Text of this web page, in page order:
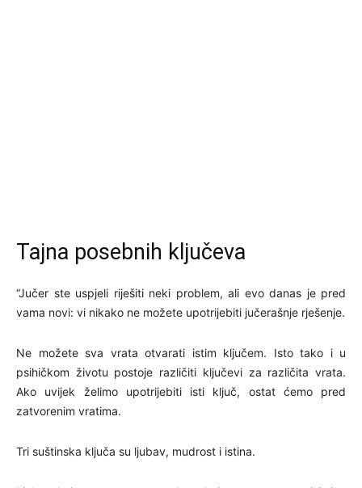
Tajna posebnih ključeva
“Jučer ste uspjeli riješiti neki problem, ali evo danas je pred
vama novi: vi nikako ne možete upotrijebiti jučerašnje rješenje.
Ne možete sva vrata otvarati istim ključem. Isto tako i u
psihičkom životu postoje različiti ključevi za različita vrata.
Ako uvijek želimo upotrijebiti isti ključ, ostat ćemo pred
zatvorenim vratima.
Tri suštinska ključa su ljubav, mudrost i istina.